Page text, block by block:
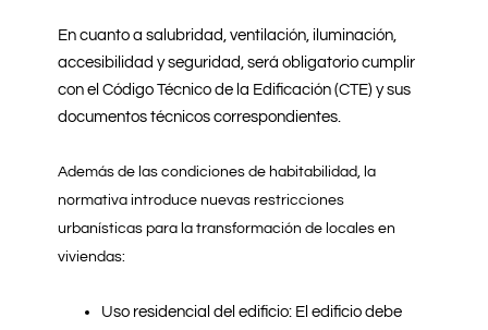
En cuanto a salubridad, ventilación, iluminación,
accesibilidad y seguridad, será obligatorio cumplir
con el Código Técnico de la Edificación (CTE) y sus
documentos técnicos correspondientes.
Además de las condiciones de habitabilidad, la
normativa introduce nuevas restricciones
urbanísticas para la transformación de locales en
viviendas:
Uso residencial del edificio: El edificio debe